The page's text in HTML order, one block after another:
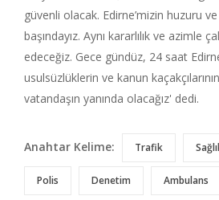
güvenli olacak. Edirne’mizin huzuru
başındayız. Aynı kararlılık ve azimle
edeceğiz. Gece gündüz, 24 saat
usulsüzlüklerin ve kanun
vatandaşın yanında olacağız' dedi.
Anahtar Kelime: Trafik
Polis Denetim Ambulans